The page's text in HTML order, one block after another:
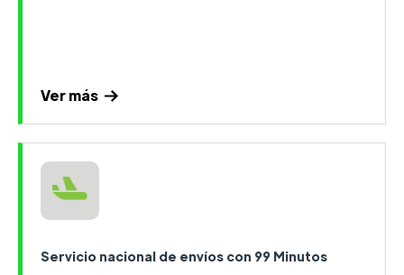
Ver más
Servicio nacional de envíos con 99 Minutos